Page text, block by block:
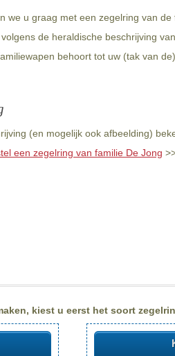
we u graag met een zegelring van
de heraldische beschrijving
behoort tot uw (tak van de)
(en mogelijk ook afbeelding)
een zegelring van familie De Jong
kiest u eerst het soort